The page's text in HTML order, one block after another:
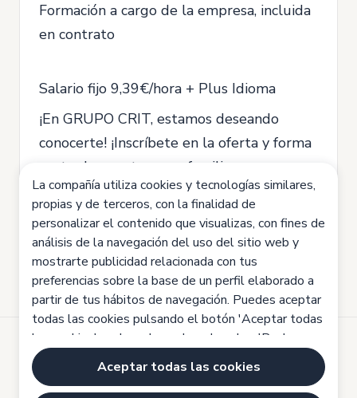
Formación a cargo de la empresa, incluida
en contrato
Salario fijo 9,39€/hora + Plus Idioma
¡En GRUPO CRIT, estamos deseando
conocerte! ¡Inscríbete en la oferta y forma
parte de nuestra gran familia
Requisitos mínimos
Estudios medios.
Desarrollado por
Aviso legal
La compañía utiliza cookies y tecnologías similares,
propias y de terceros, con la finalidad de
personalizar el contenido que visualizas, con fines de
análisis de la navegación del uso del sitio web y
mostrarte publicidad relacionada con tus
preferencias sobre la base de un perfil elaborado a
partir de tus hábitos de navegación. Puedes aceptar
todas las cookies pulsando el botón 'Aceptar todas
las cookies', rechazarlas pulsando sobre 'Rechazar
todas las cookies' o configurarlas haciendo clic en
'Configuración de cookies'. Haz clic aquí para saber
Aceptar todas las cookies